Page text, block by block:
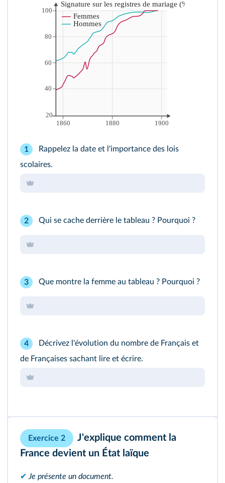
1
Rappelez la date et l'importance des lois
scolaires.
2 Qui se cache derrière le tableau ? Pourquoi ?
3 Que montre la femme au tableau ? Pourquoi ?
4
Décrivez l'évolution du nombre de Français et
de Françaises sachant lire et écrire.
Exercice 2
J'explique comment la
France devient un État laïque
✔ Je présente un document.